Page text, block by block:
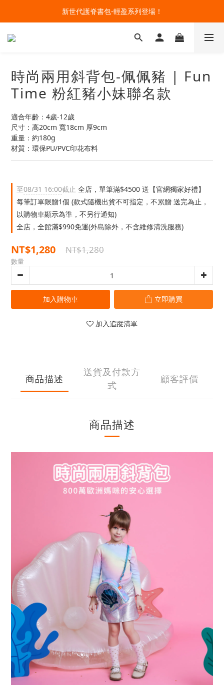
🔥今夏最夯 Pokémon 寶可夢書包現貨熱賣中！開心迎接新學期！
🔥今夏最夯 Pokémon 寶可夢書包現貨熱賣中！開心迎接新學期！
時尚兩用斜背包-佩佩豬 | Fun
Time 粉紅豬小妹聯名款
適合年齡：4歲-12歲
尺寸：高20cm 寬18cm 厚9cm
重量：約180g
材質：環保PU/PVC印花布料
至08/31 16:00截止 全店，單筆滿$4500 送【官網獨家好禮】
每筆訂單限贈1個 (款式隨機出貨不可指定，不累贈 送完為止，
以購物車顯示為準，不另行通知)
全店，全館滿$990免運(外島除外，不含維修清洗服務)
NT$1,280 NT$1,280
數量
加入購物車 立即購買
加入追蹤清單
商品描述
送貨及付款方
式
顧客評價
商品描述